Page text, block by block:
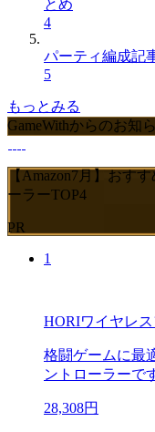
とめ
4
パーティ編成記
5
もっとみる
GameWithからのお知
【Amazon7月】おす
ーラーTOP4
PR
1
HORIワイヤレ
格闘ゲームに最
ントローラーで
28,308円